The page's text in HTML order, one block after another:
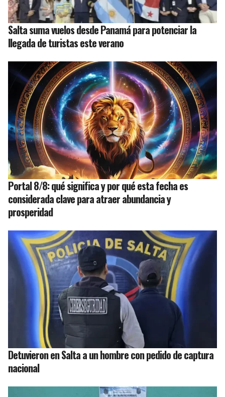
Salta suma vuelos desde Panamá para potenciar la
llegada de turistas este verano
Portal 8/8: qué significa y por qué esta fecha es
considerada clave para atraer abundancia y
prosperidad
Detuvieron en Salta a un hombre con pedido de captura
nacional